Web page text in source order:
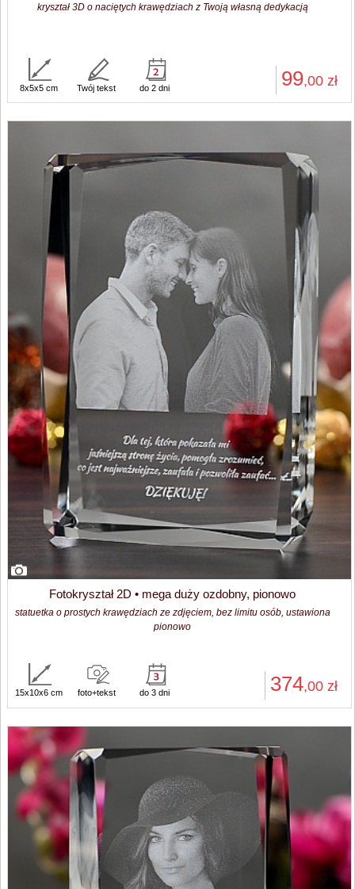
kryształ 3D o naciętych krawędziach z Twoją własną dedykacją
99,00 zł
8x5x5 cm Twój tekst do 2 dni
Fotokryształ 2D • mega duży ozdobny, pionowo
statuetka o prostych krawędziach ze zdjęciem, bez limitu osób, ustawiona
pionowo
374,00 zł
15x10x6 cm foto+tekst do 3 dni